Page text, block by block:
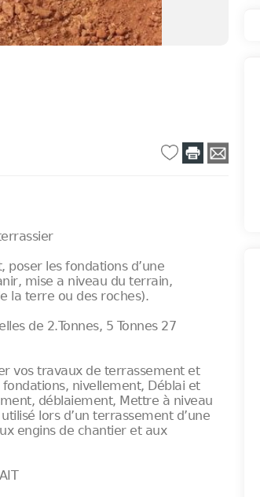
les fondations d’une
mise a niveau du terrain,
la terre ou des roches).
de 2.Tonnes, 5 Tonnes 27
vos travaux de terrassement et
nivellement, Déblai et
déblaiement, Mettre à niveau
lors d’un terrassement d’une
engins de chantier et aux